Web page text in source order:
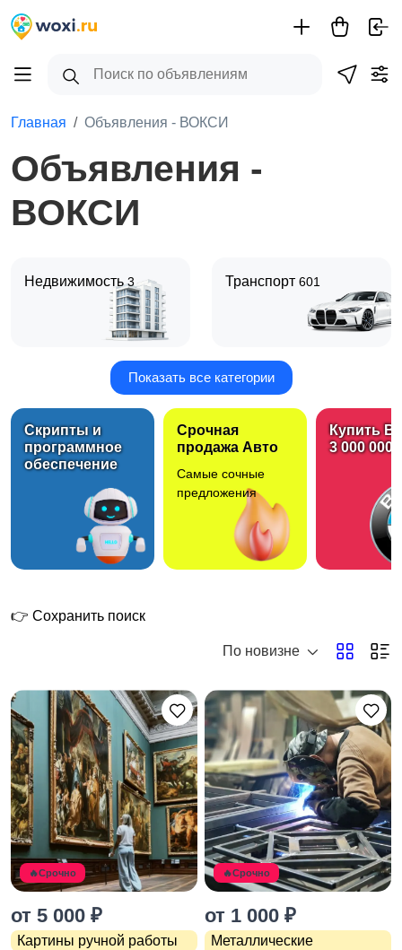
Главная Объявления - ВОКСИ
Объявления -
ВОКСИ
Недвижимость3 Транспорт 601
Для дома и дачи
Электроника
Хобби и развлечения
2
Животные4
Бизнес и
оборудование10
Красота и здоровье
Показать все категории
Скрипты и
программное
обеспечение
Срочная
продажа Авто
Самые сочные
предложения
Купить
3 000 000
👉 Сохранить поиск
По новизне
🔥Срочно
от 5 000 ₽
Картины ручной работы
🔥Срочно
от 1 000 ₽
Металлические